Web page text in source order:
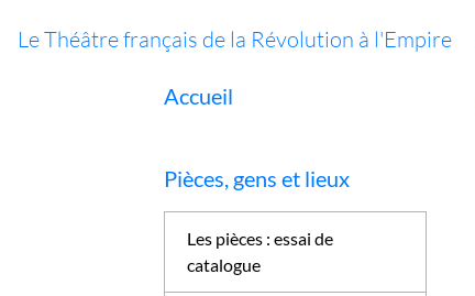
Le Théâtre français de la Révolution à l'Empire
Accueil
Pièces, gens et lieux
Les pièces : essai de
catalogue